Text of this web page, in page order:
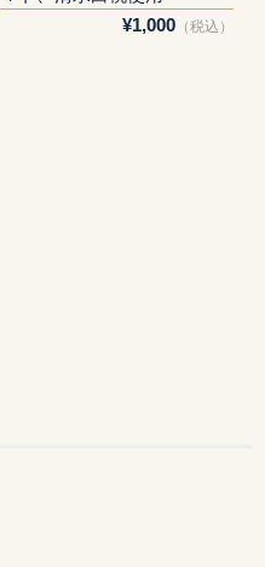
¥1,000 （税込）